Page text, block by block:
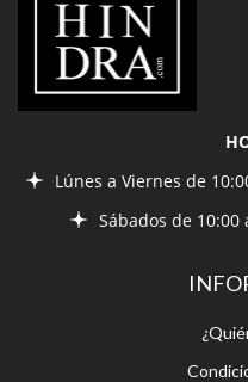
Lúnes a Viernes de
Sábados de 10:00